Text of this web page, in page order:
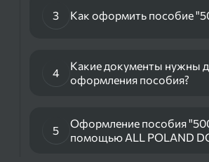
3 Как оформить пособие
4
Какие документы нужны
оформления пособия?
5
Оформление пособия
помощью ALL POLAND